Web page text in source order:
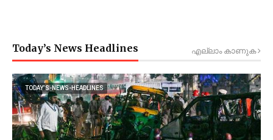
Today’s News Headlines എല്ലാം കാണുക
TODAY’S-NEWS-HEADLINES